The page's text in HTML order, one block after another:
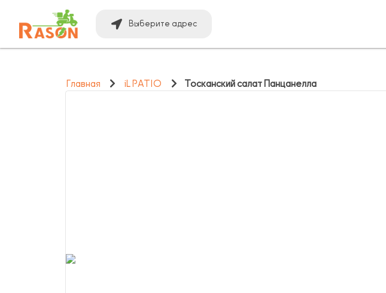
Выберите адрес
Главная iL PATIO Тосканский салат Панцанелла